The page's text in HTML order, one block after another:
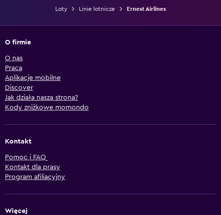
Loty Linie lotnicze Ernest Airlines
O firmie
O nas
Praca
Aplikacje mobilne
Discover
Jak działa nasza strona?
Kody zniżkowe momondo
Kontakt
Pomoc i FAQ
Kontakt dla prasy
Program afiliacyjny
Więcej